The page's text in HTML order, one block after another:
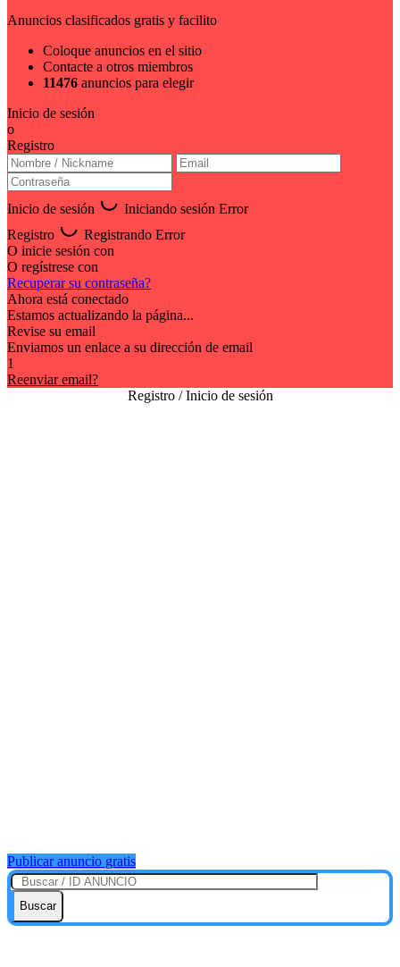
Anuncios clasificados gratis y facilito
Coloque anuncios en el sitio
Contacte a otros miembros
11476 anuncios para elegir
Inicio de sesión
o
Registro
Inicio de sesión Iniciando sesión Error
Registro
Registrando Error
O inicie sesión con
O regístrese con
Recuperar su contraseña?
Ahora está conectado
Estamos actualizando la página...
Revise su email
Enviamos un enlace a su dirección de email
1
Reenviar email?
Registro / Inicio de sesión
Publicar anuncio gratis
Buscar